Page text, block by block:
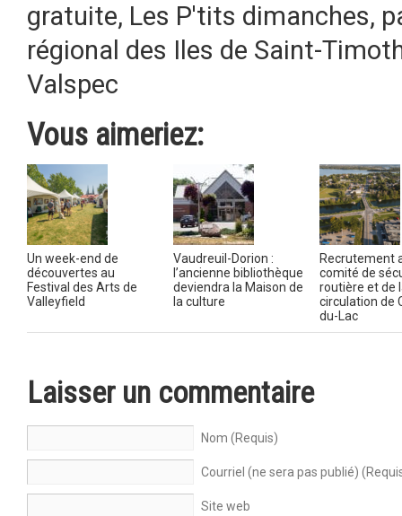
gratuite, Les P'tits dimanches,
régional des Iles de Saint-
Valspec
Vous aimeriez:
Un week-end de
découvertes au
Festival des Arts de
Valleyfield
Vaudreuil-Dorion :
l’ancienne bibliothèque
deviendra la Maison de
la culture
Recrutement
comité de
routière et de
circulation de
du-Lac
Laisser un commentaire
Nom (Requis)
Courriel (ne sera pas publié)
Site web